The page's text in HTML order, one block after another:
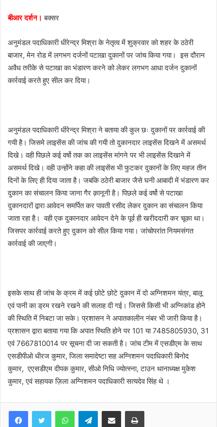
l
बीआर दर्शन।बक्सर
अनुमंडल पदाधिकारी धीरेन्द्र मिश्रा के नेतृत्व में शुक्रवार को शहर के ठठेरी
बाजार, मेन रोड में लगभग दर्जनों पटाखा दुकानों पर जांच किया गया। इस दौरान
अवैध तरीके से पटाखा का भंडारण करने को लेकर लगभग आधा दर्जन दुकानों
कार्रवाई करते हुए सील कर दिया।
अनुमंडल पदाधिकारी धीरेन्द्र मिश्रा ने बताया की कुल छः दुकानों पर कार्रवाई की
गयी है। जिसमे लाइसेंस की जांच की गयी तो दुकानदार लाइसेंस दिखने में असमर्थ
दिखे। वही पिछले कई वर्षो तक का लाइसेंस मांगने पर भी लाइसेंस दिखाने में
असमर्थ दिखे। वही उन्होंने कहा की लाइसेंस भी फुटकर दुकानों के लिए महज तीन
दिनों के लिए ही दिया जाता है। जबकि ठठेरी बाजार जैसे घनी आबादी में भंडारण कर
दुकान का संचालन किया जाना गैर क़ानूनी है। पिछले कई वर्षो से पटाखा
दुकानदारों द्वारा आवेदन समर्पित कर पावती रसीद लेकर दुकान का संचालन किया
जाता रहा है। वही एक दुकानदार आवेदन देने के पूर्व ही खरीददारी कर चूका था।
जिसपर कार्रवाई करते हुए दुकान को सील किया गया। जांचोपरांत नियमसंगत
कार्रवाई की जाएगी।
इसके साथ ही जांच के क्रम में कई छोटे छोटे दुकान में दो अग्निशमन यंत्र, बालू
एवं पानी का ड्रम रखने रखने की सलाह दी गई। जिससे किसी भी अग्निकांड होने
की स्थिति में निबटा जा सके। प्रशासन ने अपातकालीन नंबर भी जारी किया है।
प्रशासन द्वारा बताया गया कि अपात स्थिति होने पर 101 या 7485805930, 31
एवं 7667810014 पर सूचना दी जा सकती है। जांच टीम में एसडीएम के साथ
एसडीपीओ धीरज कुमार, जिला समादेष्टा सह अग्निशमन पदाधिकारी बिनोद
कुमार, एएसडीएम दीपक कुमार, सीओ निधि ज्योत्स्ना, टाउन थानाध्यक्ष मुकेश
कुमार, एवं सहायक ज़िला अग्निशमन पदाधिकारी सत्यदेव सिंह थे ।
Telegram